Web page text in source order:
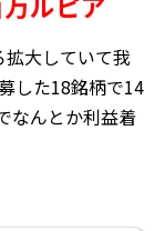
大していて我
した18銘柄で14
なんとか利益着